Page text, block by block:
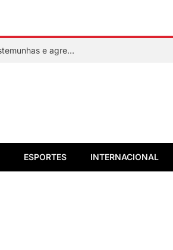
Mulher faz sinal de socorro, é resgatada por testemunhas e agressor acaba preso em flagrante
ESPORTES INTERNACIONAL